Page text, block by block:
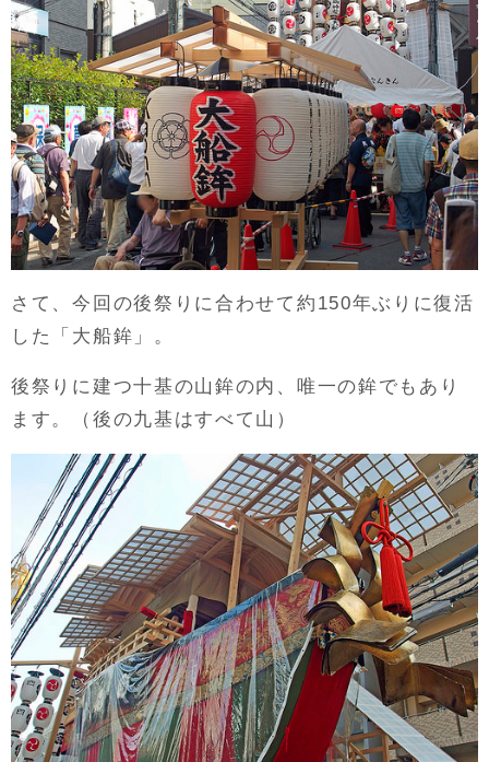
さて、今回の後祭りに合わせて約150年ぶりに復活
した「大船鉾」。
後祭りに建つ十基の山鉾の内、唯一の鉾でもあり
ます。（後の九基はすべて山）